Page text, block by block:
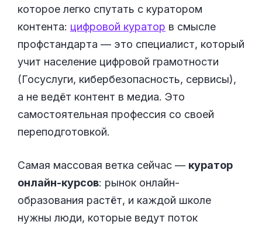
которое легко спутать с куратором
контента: цифровой куратор в смысле
профстандарта — это специалист, который
учит население цифровой грамотности
(Госуслуги, кибербезопасность, сервисы),
а не ведёт контент в медиа. Это
самостоятельная профессия со своей
переподготовкой.
Самая массовая ветка сейчас — куратор
онлайн-курсов: рынок онлайн-
образования растёт, и каждой школе
нужны люди, которые ведут поток